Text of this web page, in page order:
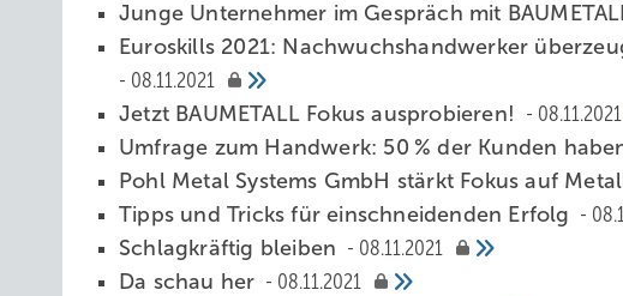
Junge Unternehmer im Gespräch mit
Euroskills 2021: Nachwuchshandwerker
08.11.2021
Jetzt BAUMETALL Fokus ausprobieren!
08.11.2021
Umfrage zum Handwerk: 50 % der Kunden
Pohl Metal Systems GmbH stärkt Fokus auf
Tipps und Tricks für einschneidenden Erfolg
Schlagkräftig bleiben
08.11.2021
Da schau her
08.11.2021